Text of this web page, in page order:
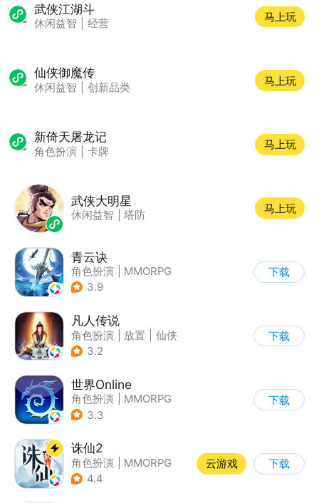
武侠江湖斗
休闲益智 经营
马上玩
仙侠御魔传
休闲益智 创新品类
马上玩
新倚天屠龙记
角色扮演 卡牌
马上玩
武侠大明星
休闲益智 塔防
马上玩
青云诀
角色扮演
MMORPG
| 仙侠
3.9
下载
凡人传说
角色扮演 放置
仙侠
| 文字游戏
3.2
下载
世界Online
角色扮演
MMORPG
| 冒险
3.3
下载
诛仙2
角色扮演
MMORPG
| 仙侠
4.4
云游戏 下载